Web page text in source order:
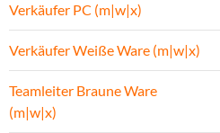
Verkäufer PC (m|w|x)
Verkäufer Weiße Ware (m|w|x)
Teamleiter Braune Ware
(m|w|x)